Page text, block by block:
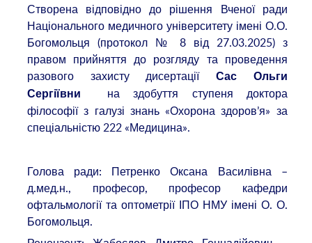
Створена відповідно до рішення Вченої ради
Національного медичного університету імені О.О.
Богомольця (протокол № 8 від 27.03.2025) з
правом прийняття до розгляду та проведення
разового захисту дисертації
Сас Ольги
Сергіївни
на здобуття ступеня доктора
філософії з галузі знань «Охорона здоров’я» за
спеціальністю 222 «Медицина».
Голова ради: Петренко Оксана Василівна –
д.мед.н., професор, професор кафедри
офтальмології та оптометрії ІПО НМУ імені О. О.
Богомольця.